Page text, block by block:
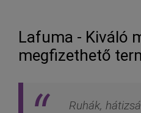
Lafuma - Kiváló
megfizethető
Ruhák,